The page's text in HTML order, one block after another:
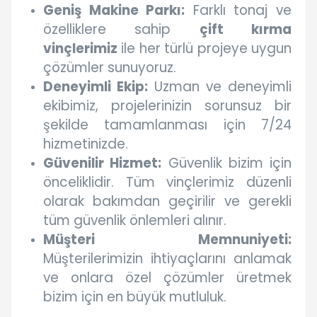
Geniş Makine Parkı: Farklı tonaj ve
özelliklere sahip çift kırma
vinçlerimiz ile her türlü projeye uygun
çözümler sunuyoruz.
Deneyimli Ekip: Uzman ve deneyimli
ekibimiz, projelerinizin sorunsuz bir
şekilde tamamlanması için 7/24
hizmetinizde.
Güvenilir Hizmet: Güvenlik bizim için
önceliklidir. Tüm vinçlerimiz düzenli
olarak bakımdan geçirilir ve gerekli
tüm güvenlik önlemleri alınır.
Müşteri Memnuniyeti:
Müşterilerimizin ihtiyaçlarını anlamak
ve onlara özel çözümler üretmek
bizim için en büyük mutluluk.